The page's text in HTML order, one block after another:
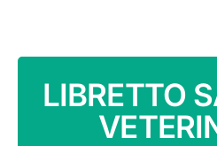
LIBRETTO